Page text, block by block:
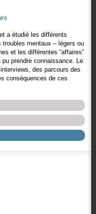
a étudié les différents
mentaux – légers ou
et les différentes “affaires”
prendre connaissance. Le
des parcours des
conséquences de ces